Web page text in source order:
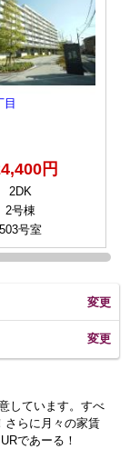
目
円
2DK
2号棟
503号室
変更
変更
しています。すべ
さらに月々の家賃
であーる！